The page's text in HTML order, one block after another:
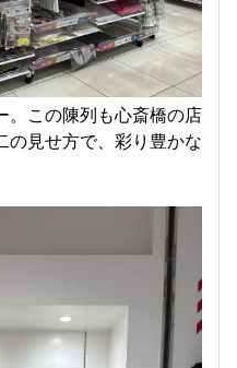
。この陳列も心斎橋の店
の見せ方で、彩り豊かな